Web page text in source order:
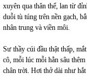
xuyên qua thân thể, lan từ
duỗi tù túng trên nền gạch,
nhân trung và viền môi.
Sư thầy cúi đầu thật thấp,
cô, mỗi lúc mỗi hằn sâu
chân trời. Hơi thở dài như